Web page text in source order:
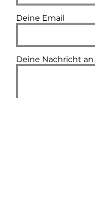
Deine Email
Deine Nachricht